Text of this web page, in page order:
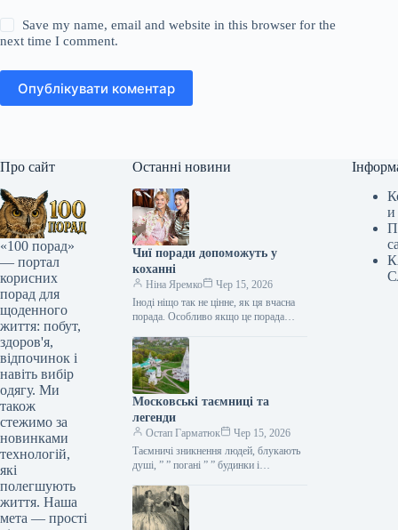
Save my name, email and website in this browser for the
next time I comment.
Опублікувати коментар
Про сайт
«100 порад»
— портал
корисних
порад для
щоденного
життя: побут,
здоров'я,
відпочинок і
навіть вибір
одягу. Ми
також
стежимо за
новинками
технологій,
які
полегшують
життя. Наша
мета — прості
Останні новини
Чиї поради допоможуть у
коханні
Ніна Яремко
Чер 15, 2026
Іноді ніщо так не цінне, як ця вчасна
порада. Особливо якщо це порада
косметолога, тренера, стиліста…
Московські таємниці та
легенди
Остап Гарматюк
Чер 15, 2026
Таємничі зникнення людей, блукають
душі, ” ” погані ” ” будинки і
Щоб…
и